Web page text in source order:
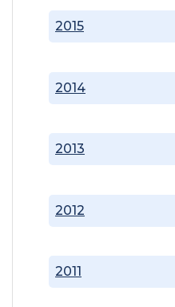
2011
2012
2013
2014
2015